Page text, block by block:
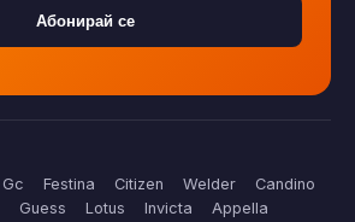
Абонирай се
Gc Festina Citizen Welder
Candino
Guess Lotus Invicta
Appella